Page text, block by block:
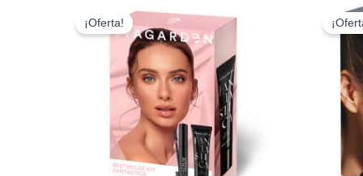
¡Oferta!
precio
original
era:
78.10€.
precio
actual
es:
58.57€.